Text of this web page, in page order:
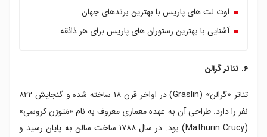
اوت لت های پاریس با بهترین برندهای جهان
آشنایی با بهترین رستوران های پاریس برای هر ذائقه
۶. تئاتر گرالن
تئاتر «گرالن» (Graslin) در اواخر قرن ۱۸ ساخته شده و گنجایش ۸۲۲
نفر را دارد. طراحی آن به عهده معماری معروف به نام «مَتورَن کروسی»
(Mathurin Crucy) بود. در سال ۱۷۸۸ ساخت سالن به پایان رسید و